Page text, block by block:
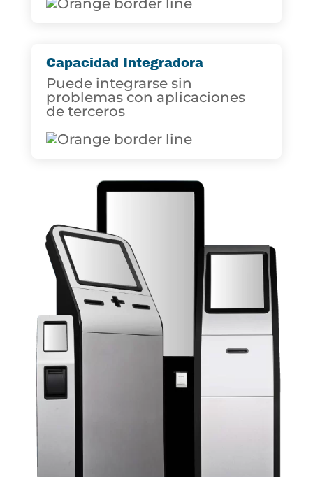
Capacidad Integradora
Puede integrarse sin
problemas con aplicaciones
de terceros